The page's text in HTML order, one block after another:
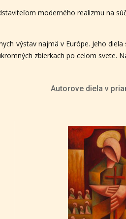
moderného realizmu na
výstav najmä v Európe. Jeho
zbierkach po celom svete.
Autorove diela v